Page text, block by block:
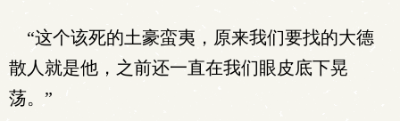
“这个该死的土豪蛮夷，原来我们要找的大德
散人就是他，之前还一直在我们眼皮底下晃
荡。”